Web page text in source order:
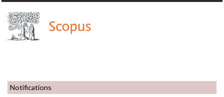
Notifications